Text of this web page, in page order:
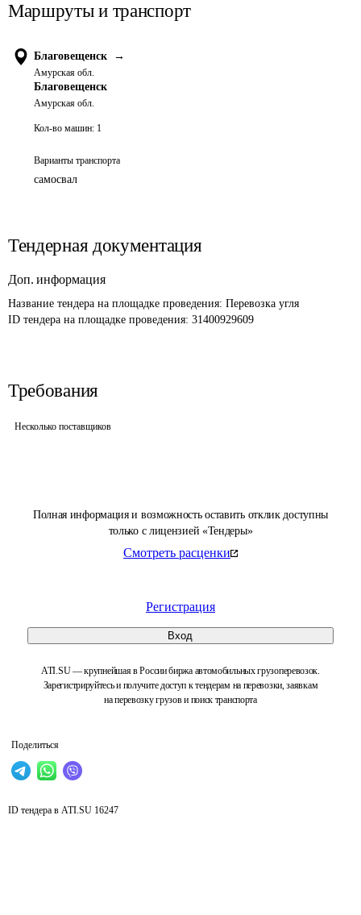
Полная информация и возможность оставить отклик доступны
только с лицензией «Тендеры»
Смотреть расценки
Регистрация
Вход
ATI.SU — крупнейшая в России биржа автомобильных грузоперевозок.
Зарегистрируйтесь и получите доступ к тендерам на перевозки, заявкам
на перевозку грузов и поиск транспорта
Поделиться
Маршруты и транспорт
Благовещенск →
Амурская обл.
Благовещенск
Амурская обл.
Кол-во машин: 1
Варианты транспорта
самосвал
Тендерная документация
Доп. информация
Название тендера на площадке проведения: Перевозка угля
ID тендера на площадке проведения: 31400929609
Требования
Несколько поставщиков
ID тендера в ATI.SU 16247